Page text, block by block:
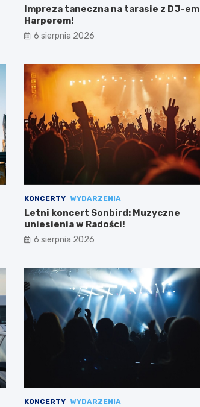
Impreza taneczna na tarasie z DJ-em
Harperem!
6 sierpnia 2026
KONCERTY WYDARZENIA
Letni koncert Sonbird: Muzyczne
uniesienia w Radości!
6 sierpnia 2026
KONCERTY WYDARZENIA